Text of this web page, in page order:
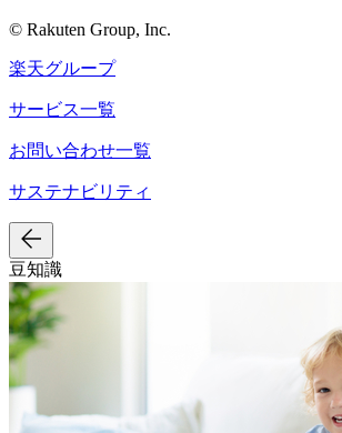
© Rakuten Group, Inc.
楽天グループ
サービス一覧
お問い合わせ一覧
サステナビリティ
豆知識